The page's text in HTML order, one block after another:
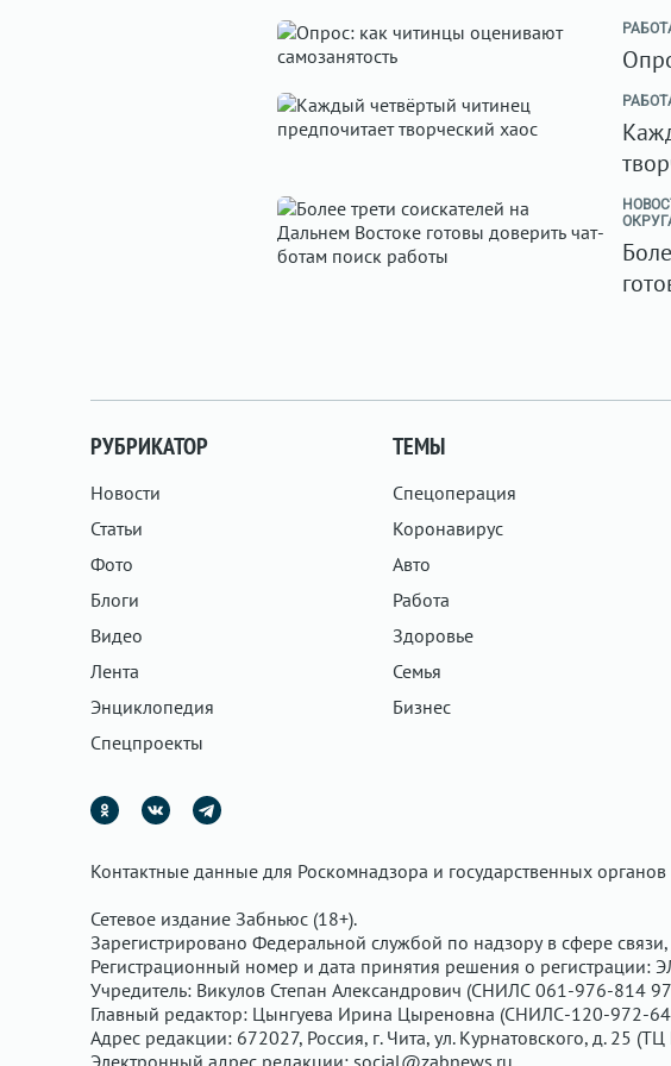
РУБРИКАТОР
Новости
Статьи
Фото
Блоги
Видео
Лента
Энциклопедия
Спецпроекты
ТЕМЫ
Спецоперация
Коронавирус
Авто
Работа
Здоровье
Семья
Бизнес
Контактные данные для Роскомнадзора и государственных органов
Сетевое издание Забньюс (18+).
Зарегистрировано Федеральной службой по надзору в сфере
Регистрационный номер и дата принятия решения о регистрации:
Учредитель: Викулов Степан Александрович (СНИЛС 061-976-814
Главный редактор: Цынгуева Ирина Цыреновна (СНИЛС-120-972-
Адрес редакции: 672027, Россия, г. Чита, ул. Курнатовского, д. 25
Электронный адрес редакции: social@zabnews.ru